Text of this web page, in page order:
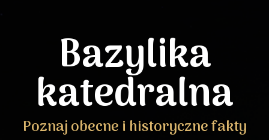
Bazylika
katedralna
Poznaj obecne i historyczne fakty